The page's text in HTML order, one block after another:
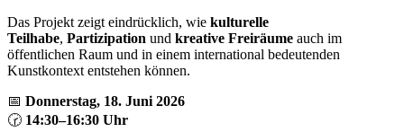
Das Projekt zeigt eindrücklich, wie kulturelle
Teilhabe, Partizipation und kreative Freiräume auch im
öffentlichen Raum und in einem international bedeutenden
Kunstkontext entstehen können.
📅 Donnerstag, 18. Juni 2026
🕝 14:30–16:30 Uhr